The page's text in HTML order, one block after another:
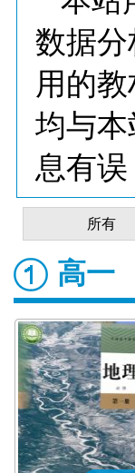
数据
用的
均与
息有
所有
高一